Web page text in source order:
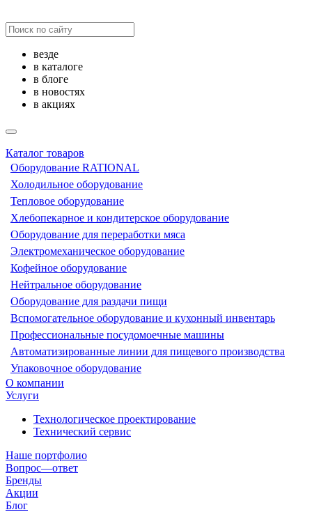
везде
в каталоге
в блоге
в новостях
в акциях
Каталог товаров
Оборудование RATIONAL
Холодильное оборудование
Тепловое оборудование
Хлебопекарное и кондитерское оборудование
Оборудование для переработки мяса
Электромеханическое оборудование
Кофейное оборудование
Нейтральное оборудование
Оборудование для раздачи пищи
Вспомогательное оборудование и кухонный инвентарь
Профессиональные посудомоечные машины
Автоматизированные линии для пищевого производства
Упаковочное оборудование
О компании
Услуги
Технологическое проектирование
Технический сервис
Наше портфолио
Вопрос—ответ
Бренды
Акции
Блог